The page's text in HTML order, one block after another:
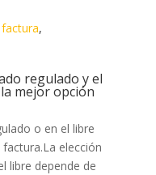
factura,
regulado y el
mejor opción
o en el libre
elección
libre depende de